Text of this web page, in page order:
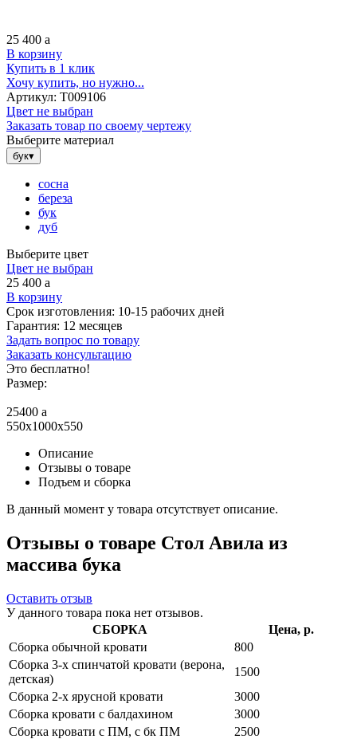
25 400 a
В корзину
Купить в 1 клик
Хочу купить, но нужно...
Артикул: Т009106
Цвет не выбран
Заказать товар по своему чертежу
Выберите материал
бук▾
сосна
береза
бук
дуб
Выберите цвет
Цвет не выбран
25 400 a
В корзину
Срок изготовления: 10-15 рабочих дней
Гарантия: 12 месяцев
Задать вопрос по товару
Заказать консультацию
Это бесплатно!
Размер:
25400 a
550x1000x550
Описание
Отзывы о товаре
Подъем и сборка
В данный момент у товара отсутствует описание.
Отзывы о товаре Стол Авила из
массива бука
Оставить отзыв
У данного товара пока нет отзывов.
СБОРКА
Цена, р.
Сборка обычной кровати
800
Сборка 3-х спинчатой кровати (верона,
детская)
1500
Сборка 2-х ярусной кровати
3000
Сборка кровати с балдахином
3000
Сборка кровати с ПМ, с бк ПМ
2500